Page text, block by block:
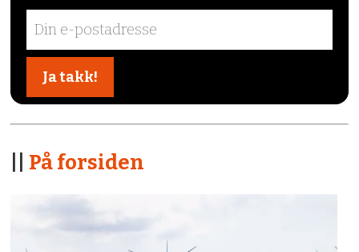
På forsiden